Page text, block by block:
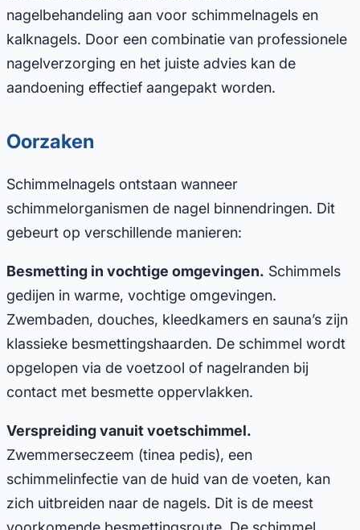
nagelbehandeling aan voor schimmelnagels en
kalknagels. Door een combinatie van professionele
nagelverzorging en het juiste advies kan de
aandoening effectief aangepakt worden.
Oorzaken
Schimmelnagels ontstaan wanneer
schimmelorganismen de nagel binnendringen. Dit
gebeurt op verschillende manieren:
Besmetting in vochtige omgevingen. Schimmels
gedijen in warme, vochtige omgevingen.
Zwembaden, douches, kleedkamers en sauna’s zijn
klassieke besmettingshaarden. De schimmel wordt
opgelopen via de voetzool of nagelranden bij
contact met besmette oppervlakken.
Verspreiding vanuit voetschimmel.
Zwemmerseczeem (tinea pedis), een
schimmelinfectie van de huid van de voeten, kan
zich uitbreiden naar de nagels. Dit is de meest